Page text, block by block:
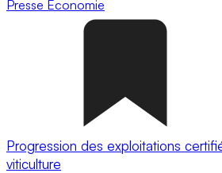
Presse Economie
Progression des exploitations
viticulture